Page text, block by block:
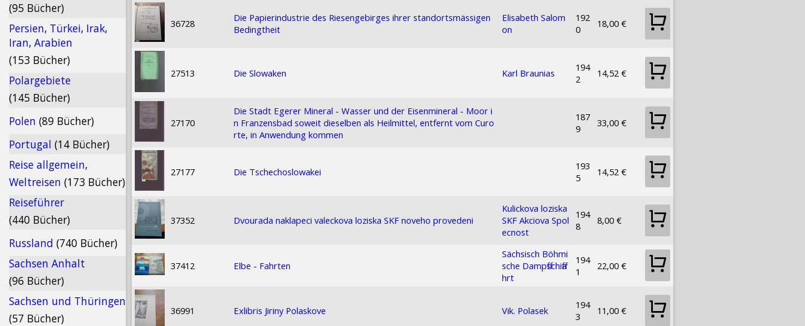
(95 Bücher)
Persien, Türkei, Irak,
Iran, Arabien
(153 Bücher)
Polargebiete
(145 Bücher)
Polen (89 Bücher)
Portugal (14 Bücher)
Reise allgemein,
Weltreisen (173 Bücher)
Reiseführer
(440 Bücher)
Russland (740 Bücher)
Sachsen Anhalt
(96 Bücher)
Sachsen und Thüringen
(57 Bücher)
36728
Die Papierindustrie des Riesengebirges ihrer standortsmässigen
Bedingtheit
Elisabeth Salom
on
192
0
18,00 €
27513 Die Slowaken Karl Braunias
194
2
14,52 €
27170
Die Stadt Egerer Mineral - Wasser und der Eisenmineral - Moor i
n Franzensbad soweit dieselben als Heilmittel, entfernt vom Curo
rte, in Anwendung kommen
187
9
33,00 €
27177 Die Tschechoslowakei
193
5
14,52 €
37352 Dvourada naklapeci valeckova loziska SKF noveho provedeni
Kulickova loziska
SKF Akciova Spol
ecnost
194
8
8,00 €
37412 Elbe - Fahrten
Sächsisch Böhmi
sche Dampffschiffa
hrt
194
1
22,00 €
36991 Exlibris Jiriny Polaskove Vik. Polasek
194
3
11,00 €